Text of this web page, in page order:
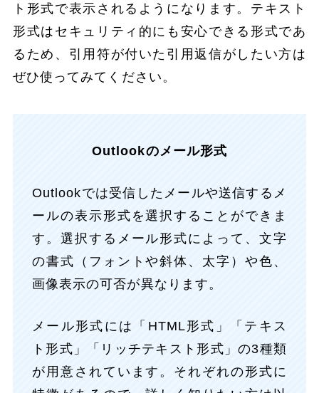
ト形式で表示されるようになります。テキスト
形式はセキュリティ的にも安心できる形式であ
るため、引用符が付いた引用返信がしたい方は
ぜひ使ってみてください。
Outlookのメール形式
Outlookでは受信したメールや送信するメ
ールの表示形式を選択することができま
す。選択するメール形式によって、文字
の書式（フォントや斜体、太字）や色、
画像表示の可否が異なります。
メール形式には「HTML形式」「テキス
ト形式」「リッチテキスト形式」の3種類
が用意されています。それぞれの形式に